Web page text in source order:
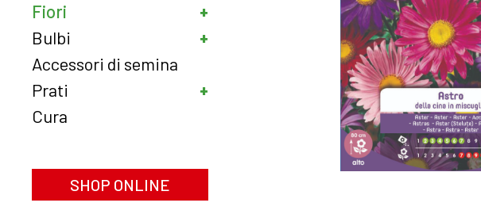
Fiori
Bulbi
Accessori di semina
Prati
Cura
SHOP ONLINE